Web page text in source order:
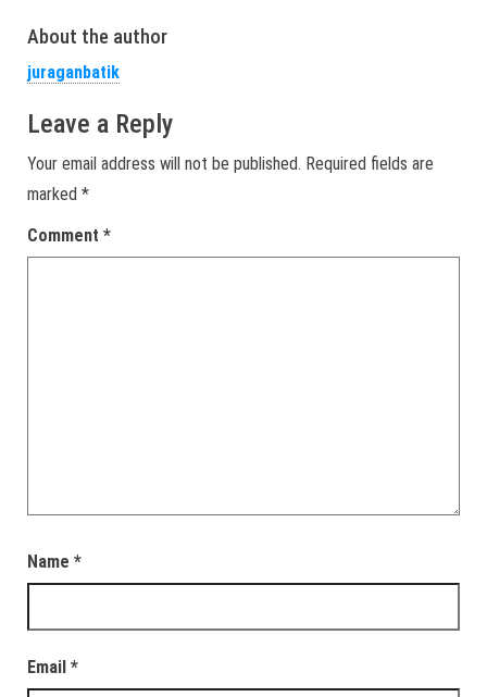
About the author
juraganbatik
Leave a Reply
Your email address will not be published. Required fields are
marked *
Comment *
Name *
Email *